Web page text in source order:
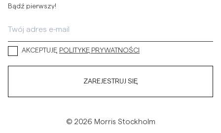
Bądź pierwszy!
AKCEPTUJĘ POLITYKĘ PRYWATNOŚCI
ZAREJESTRUJ SIĘ
© 2026 Morris Stockholm